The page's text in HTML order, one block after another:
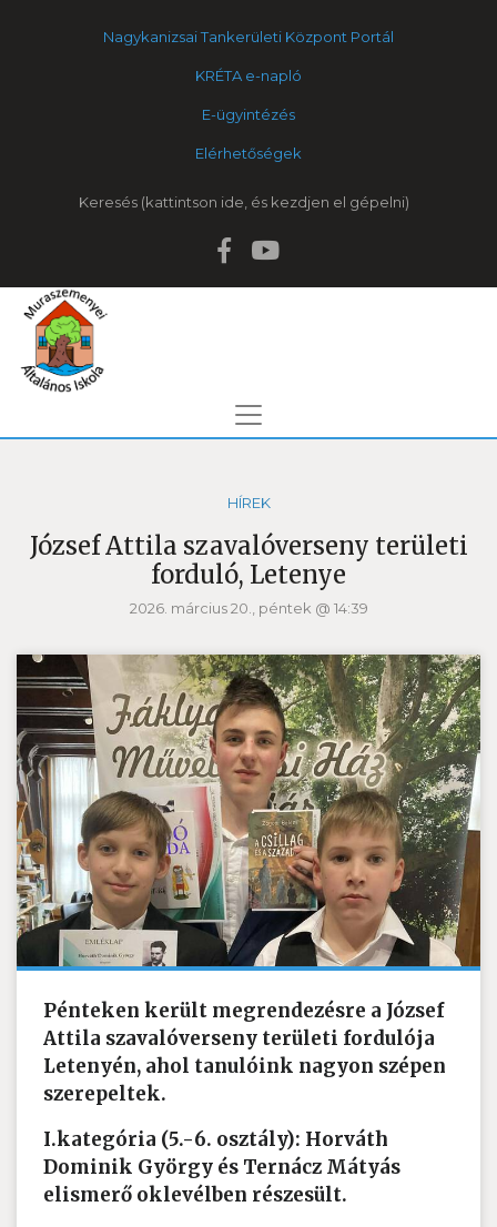
Nagykanizsai Tankerületi Központ Portál
KRÉTA e-napló
E-ügyintézés
Elérhetőségek
Keresés
HÍREK
József Attila szavalóverseny területi
forduló, Letenye
2026. március 20., péntek @ 14:39
Pénteken került megrendezésre a József
Attila szavalóverseny területi fordulója
Letenyén, ahol tanulóink nagyon szépen
szerepeltek.
I.kategória (5.-6. osztály): Horváth
Dominik György és Ternácz Mátyás
elismerő oklevélben részesült.